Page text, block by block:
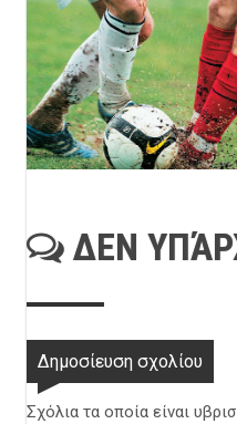
ΔΕΝ
Δημοσίευση σχολίου
Σχόλια τα οποία είναι